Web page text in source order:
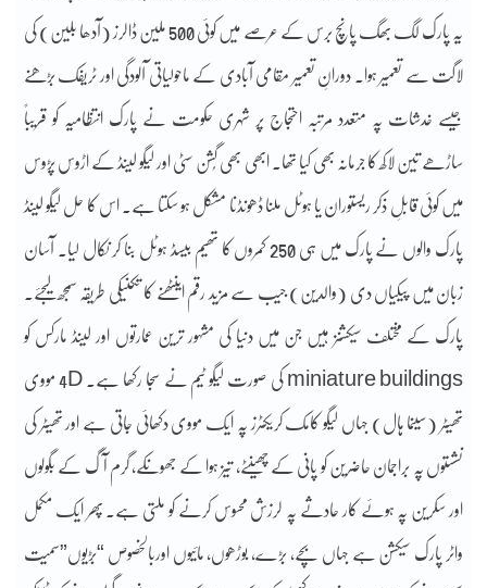
یہ پارک لگ بھگ پانچ برس کے عرصے میں کوئی 500 ملین ڈالرز (آدھا بلین) کی
لاگت سے تعمیر ہوا۔ دورانِ تعمیر مقامی آبادی کے ماحولیاتی آلودگی اور ٹریفک بڑھنے
جیسے خدشات پہ متعدد مرتبہ احتجاج پر شہری حکومت نے پارک انتظامیہ کو قریباً
ساڑھے تین لاکھ کا جرمانہ بھی کیا تھا۔ ابھی بھی گُشن سٹی اور لیگو لینڈ کے اڑوس پڑوس
میں کوئی قابلِ ذکر ریستوران یا ہوٹل ملنا ڈھونڈنا مشکل ہو سکتا ہے۔ اس کا حل لیگو لینڈ
پارک والوں نے پارک میں ہی 250 کمروں کا تھیم بیسڈ ہوٹل بنا کر نکال لیا۔ آسان
زبان میں پیکیاں دی (والدین) جیب سے مزید رقم اینٹھنے کا تکنیکی طریقہ سمجھ لیجئے۔
پارک کے مختلف سیکشنز ہیں جن میں دنیا کی مشہور ترین عمارتوں اور لینڈ مارکس کو
miniature buildings کی صورت لیگو ٹیم نے سجا رکھا ہے۔ 4D مووی
تھیٹر (سینما ہال) جہاں لیگو کامک کریکٹرز پہ ایک مووی دکھائی جاتی ہے اور تھیٹر کی
نشستوں پہ براجمان حاضرین کو پانی کے چھینٹے، تیز ہوا کے جھونکے، گرم آگ کے بگولوں
اور سکرین پہ ہوئے کار حادثے پہ لرزش محسوس کرنے کو ملتی ہے۔ پھر ایک مکمل
واٹر پارک سیکشن ہے جہاں بچے، بڑے، بوڑھوں، مائیوں اوربالخصوص “بڑیوں”سمیت